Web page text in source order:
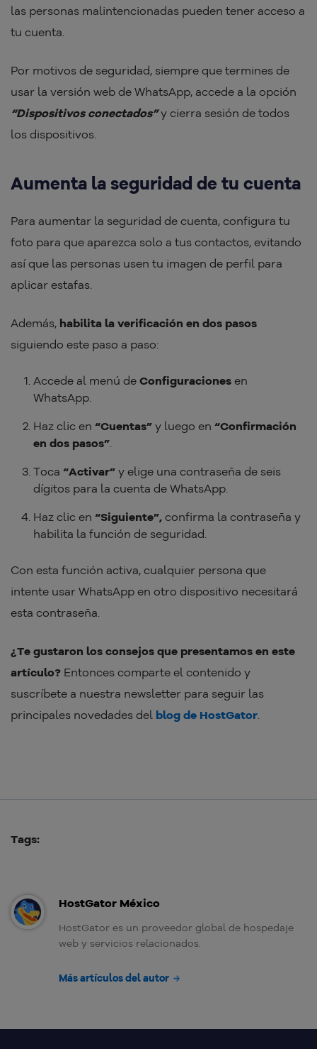
las personas malintencionadas pueden tener acceso a
tu cuenta.
Por motivos de seguridad, siempre que termines de
usar la versión web de WhatsApp, accede a la opción
“Dispositivos conectados”y cierra sesión de todos
los dispositivos.
Aumenta la seguridad de tu cuenta
Para aumentar la seguridad de cuenta, configura tu
foto para que aparezca solo a tus contactos, evitando
así que las personas usen tu imagen de perfil para
aplicar estafas.
Además, habilita la verificación en dos pasos
siguiendo este paso a paso:
Accede al menú de Configuraciones en
WhatsApp.
Haz clic en “Cuentas” y luego en “Confirmación
en dos pasos”
Toca “Activar” y elige una contraseña de seis
dígitos para la cuenta de WhatsApp.
Haz clic en “Siguiente”, confirma la contraseña y
habilita la función de seguridad.
Con esta función activa, cualquier persona que
intente usar WhatsApp en otro dispositivo necesitará
esta contraseña.
¿Te gustaron los consejos que presentamos en este
artículo? Entonces comparte el contenido y
suscríbete a nuestra newsletter para seguir las
principales novedades del blog de HostGator
Tags:
HostGator México
HostGator es un proveedor global de hospedaje
web y servicios relacionados.
Más artículos del autor